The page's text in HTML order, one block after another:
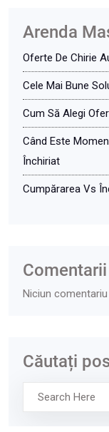
Arenda
Oferte De Chirie
Cele Mai Bune
Cum Să Alegi
Când Este
Închiriat
Cumpărarea Vs
Niciun
Căutați